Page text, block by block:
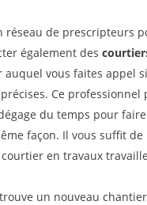
réseau de prescripteurs
également des
vous faites appel
Ce
du temps pour
façon. Il vous suffit
en travaux
un nouveau